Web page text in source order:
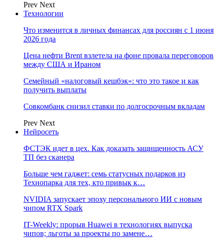
Prev Next
Технологии
Что изменится в личных финансах для россиян с 1 июня
2026 года
Цена нефти Brent взлетела на фоне провала переговоров
между США и Ираном
Семейный «налоговый кешбэк»: что это такое и как
получить выплаты
Совкомбанк снизил ставки по долгосрочным вкладам
Prev Next
Нейросеть
ФСТЭК идет в цех. Как доказать защищенность АСУ
ТП без сканера
Больше чем гаджет: семь статусных подарков из
Технопарка для тех, кто привык к…
NVIDIA запускает эпоху персонального ИИ с новым
чипом RTX Spark
IT-Weekly: прорыв Huawei в технологиях выпуска
чипов; льготы за проекты по замене…